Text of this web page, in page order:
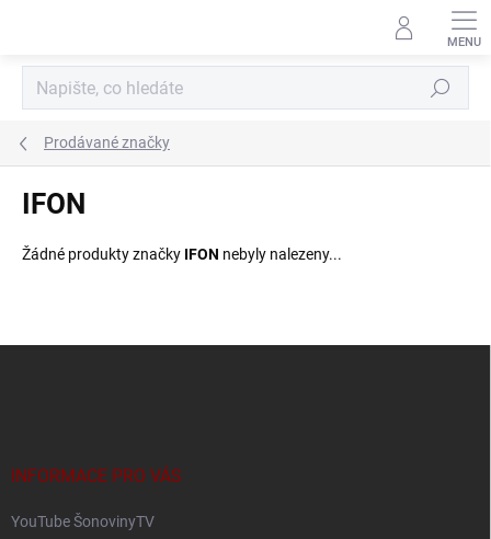
Hledat
Prodávané značky
IFON
Žádné produkty značky IFON nebyly nalezeny...
INFORMACE PRO VÁS
YouTube ŠonovinyTV